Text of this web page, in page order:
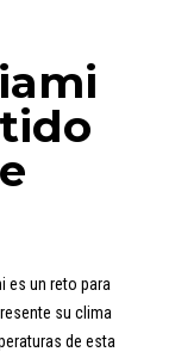
es un reto para
su clima
de esta